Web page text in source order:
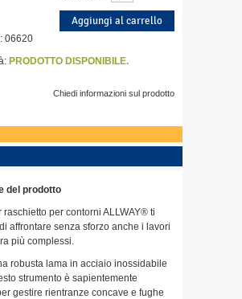
06620
PRODOTTO DISPONIBILE.
Chiedi informazioni sul prodotto
del prodotto
raschietto per contorni ALLWAY® ti
affrontare senza sforzo anche i lavori
più complessi.
robusta lama in acciaio inossidabile
strumento è sapientemente
gestire rientranze concave e fughe